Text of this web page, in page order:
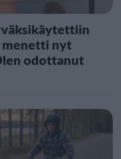
menetti nyt
odottanut